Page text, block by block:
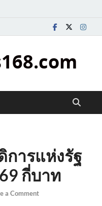
การแห่งรัฐ
กี่บาท
a Comment